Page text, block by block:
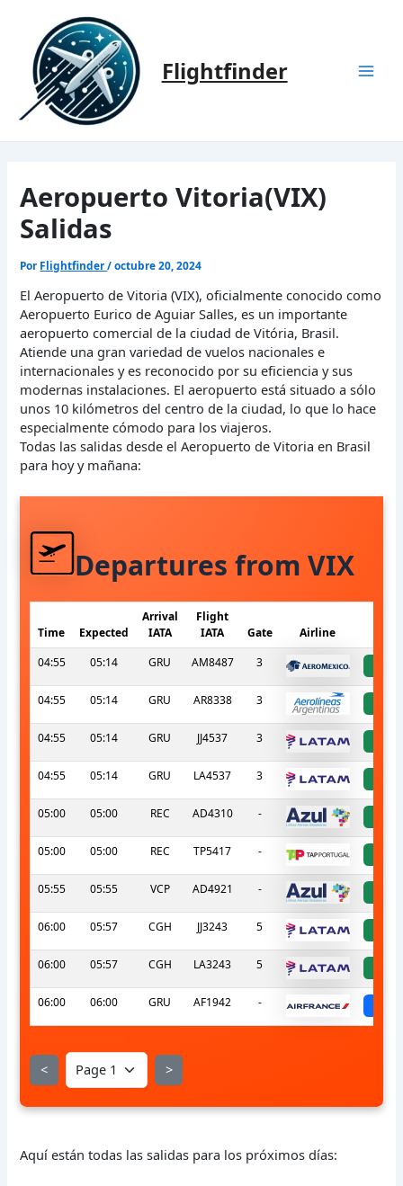
contenido
Flightfinder
Aeropuerto Vitoria(VIX)
Salidas
Por Flightfinder/octubre 20, 2024
El Aeropuerto de Vitoria (VIX), oficialmente conocido como
Aeropuerto Eurico de Aguiar Salles, es un importante
aeropuerto comercial de la ciudad de Vitória, Brasil.
Atiende una gran variedad de vuelos nacionales e
internacionales y es reconocido por su eficiencia y sus
modernas instalaciones. El aeropuerto está situado a sólo
unos 10 kilómetros del centro de la ciudad, lo que lo hace
especialmente cómodo para los viajeros.
Todas las salidas desde el Aeropuerto de Vitoria en Brasil
para hoy y mañana:
Departures from VIX
Time Expected
Arrival
IATA
Flight
IATA
Gate Airline
04:55
05:14 GRU AM8487 3
04:55 05:14 GRU AR8338 3
04:55 05:14 GRU JJ4537 3
04:55 05:14 GRU LA4537 3
05:00 05:00 REC AD4310 -
05:00 05:00 REC TP5417 -
05:55 05:55 VCP AD4921 -
06:00 05:57 CGH JJ3243 5
06:00 05:57 CGH LA3243 5
06:00 06:00 GRU AF1942 -
< >
Aquí están todas las salidas para los próximos días: